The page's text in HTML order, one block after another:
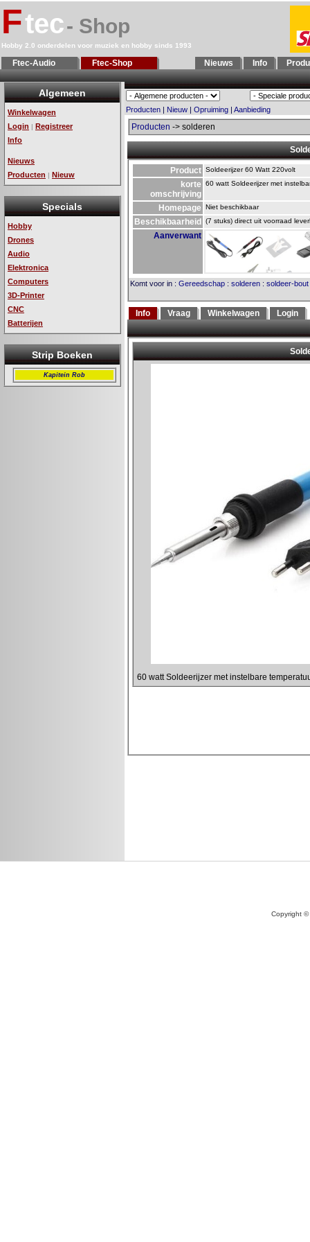
Ftec- Shop
Hobby 2.0 onderdelen voor muziek en hobby sinds 1993
Ftec-Audio Ftec-Shop Nieuws Info
Algemeen
Winkelwagen
Login | Registreer
Info
Nieuws
Producten | Nieuw
Specials
Hobby
Drones
Audio
Elektronica
Computers
3D-Printer
CNC
Batterijen
Strip Boeken
Kapitein Rob
Producten | Nieuw | Opruiming | Aanbieding
Producten -> solderen
Product Soldeerijzer 60 Watt 220volt
korte
omschrijving
60 watt Soldeerijzer met
Homepage Niet beschikbaar
Beschikbaarheid (7 stuks) direct uit voorraad
Aanverwant
Komt voor in : Gereedschap : solderen : soldeer-bout
Info Vraag Winkelwagen Login
Copyright